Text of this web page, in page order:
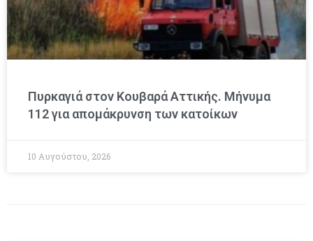
Πυρκαγιά στον Κουβαρά Αττικής. Μήνυμα
112 για απομάκρυνση των κατοίκων
10 Αυγούστου, 2026